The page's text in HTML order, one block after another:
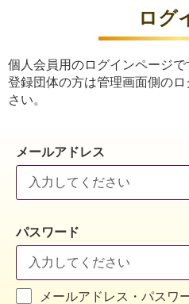
ログ
個人会員用のログインページで
登録団体の方は管理画面側の
さい。
メールアドレス
パスワード
メールアドレス・パスワ